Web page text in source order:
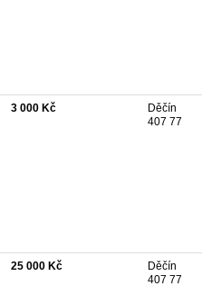
3 000 Kč
Děčín
407 77
25 000 Kč
Děčín
407 77